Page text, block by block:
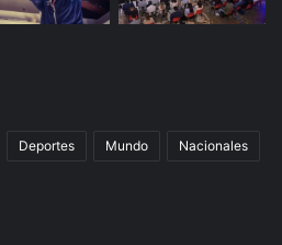
Deportes Mundo Nacionales